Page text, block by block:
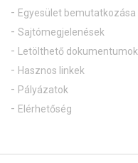
Egyesület bemutatkozása
Sajtómegjelenések
Letölthető dokumentumok
Hasznos linkek
Pályázatok
Elérhetőség